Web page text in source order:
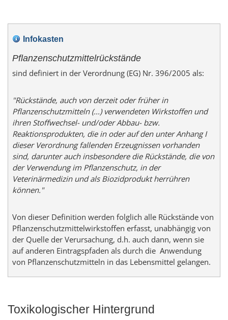
Infokasten
Pflanzenschutzmittelrückstände
sind definiert in der Verordnung (EG) Nr. 396/2005 als:
"Rückstände, auch von derzeit oder früher in
Pflanzenschutzmitteln (...) verwendeten Wirkstoffen und
ihren Stoffwechsel- und/oder Abbau- bzw.
Reaktionsprodukten, die in oder auf den unter Anhang I
dieser Verordnung fallenden Erzeugnissen vorhanden
sind, darunter auch insbesondere die Rückstände, die von
der Verwendung im Pflanzenschutz, in der
Veterinärmedizin und als Biozidprodukt herrühren
können."
Von dieser Definition werden folglich alle Rückstände von
Pflanzenschutzmittelwirkstoffen erfasst, unabhängig von
der Quelle der Verursachung, d.h. auch dann, wenn sie
auf anderen Eintragspfaden als durch die Anwendung
von Pflanzenschutzmitteln in das Lebensmittel gelangen.
Toxikologischer Hintergrund